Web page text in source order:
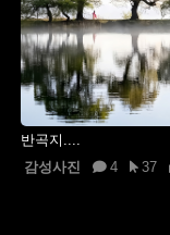
반곡지....
감성사진
4 37